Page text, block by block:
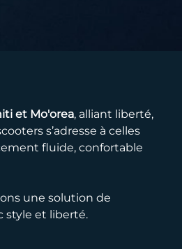
et Mo'orea, alliant liberté,
s’adresse à celles
fluide, confortable
une solution de
style et liberté.